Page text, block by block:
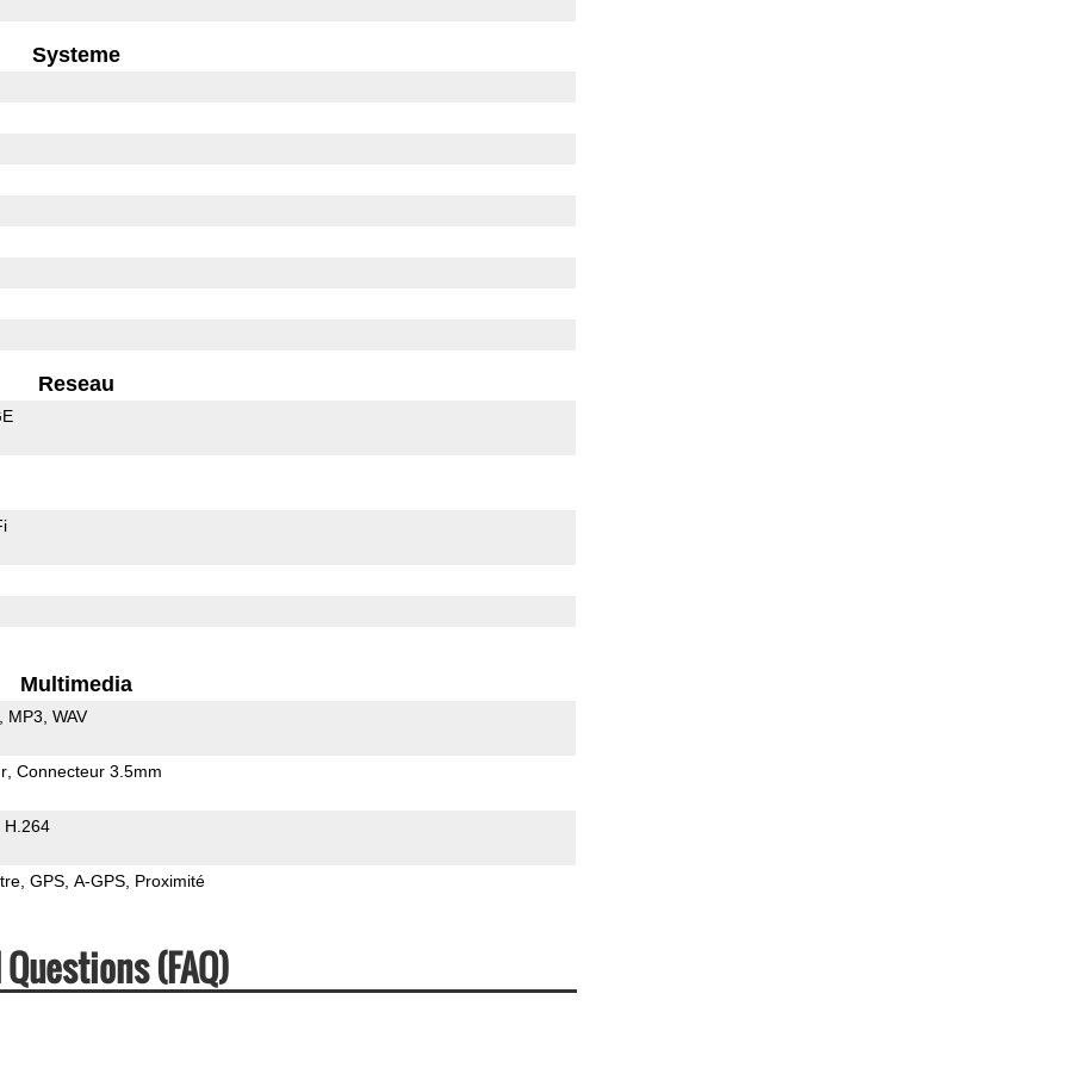
Systeme
Reseau
Multimedia
MP3 WAV
Connecteur 3.5mm
H.264
GPS A-GPS Proximité
(FAQ)